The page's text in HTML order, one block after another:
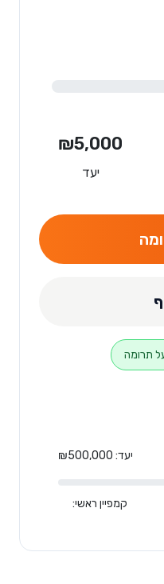
₪5,000
יעד
תרומה
יעד: ₪500,000
קמפיין ראשי: